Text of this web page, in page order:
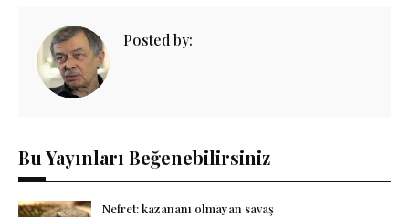
Posted by:
Bu Yayınları Beğenebilirsiniz
Nefret: kazananı olmayan savaş